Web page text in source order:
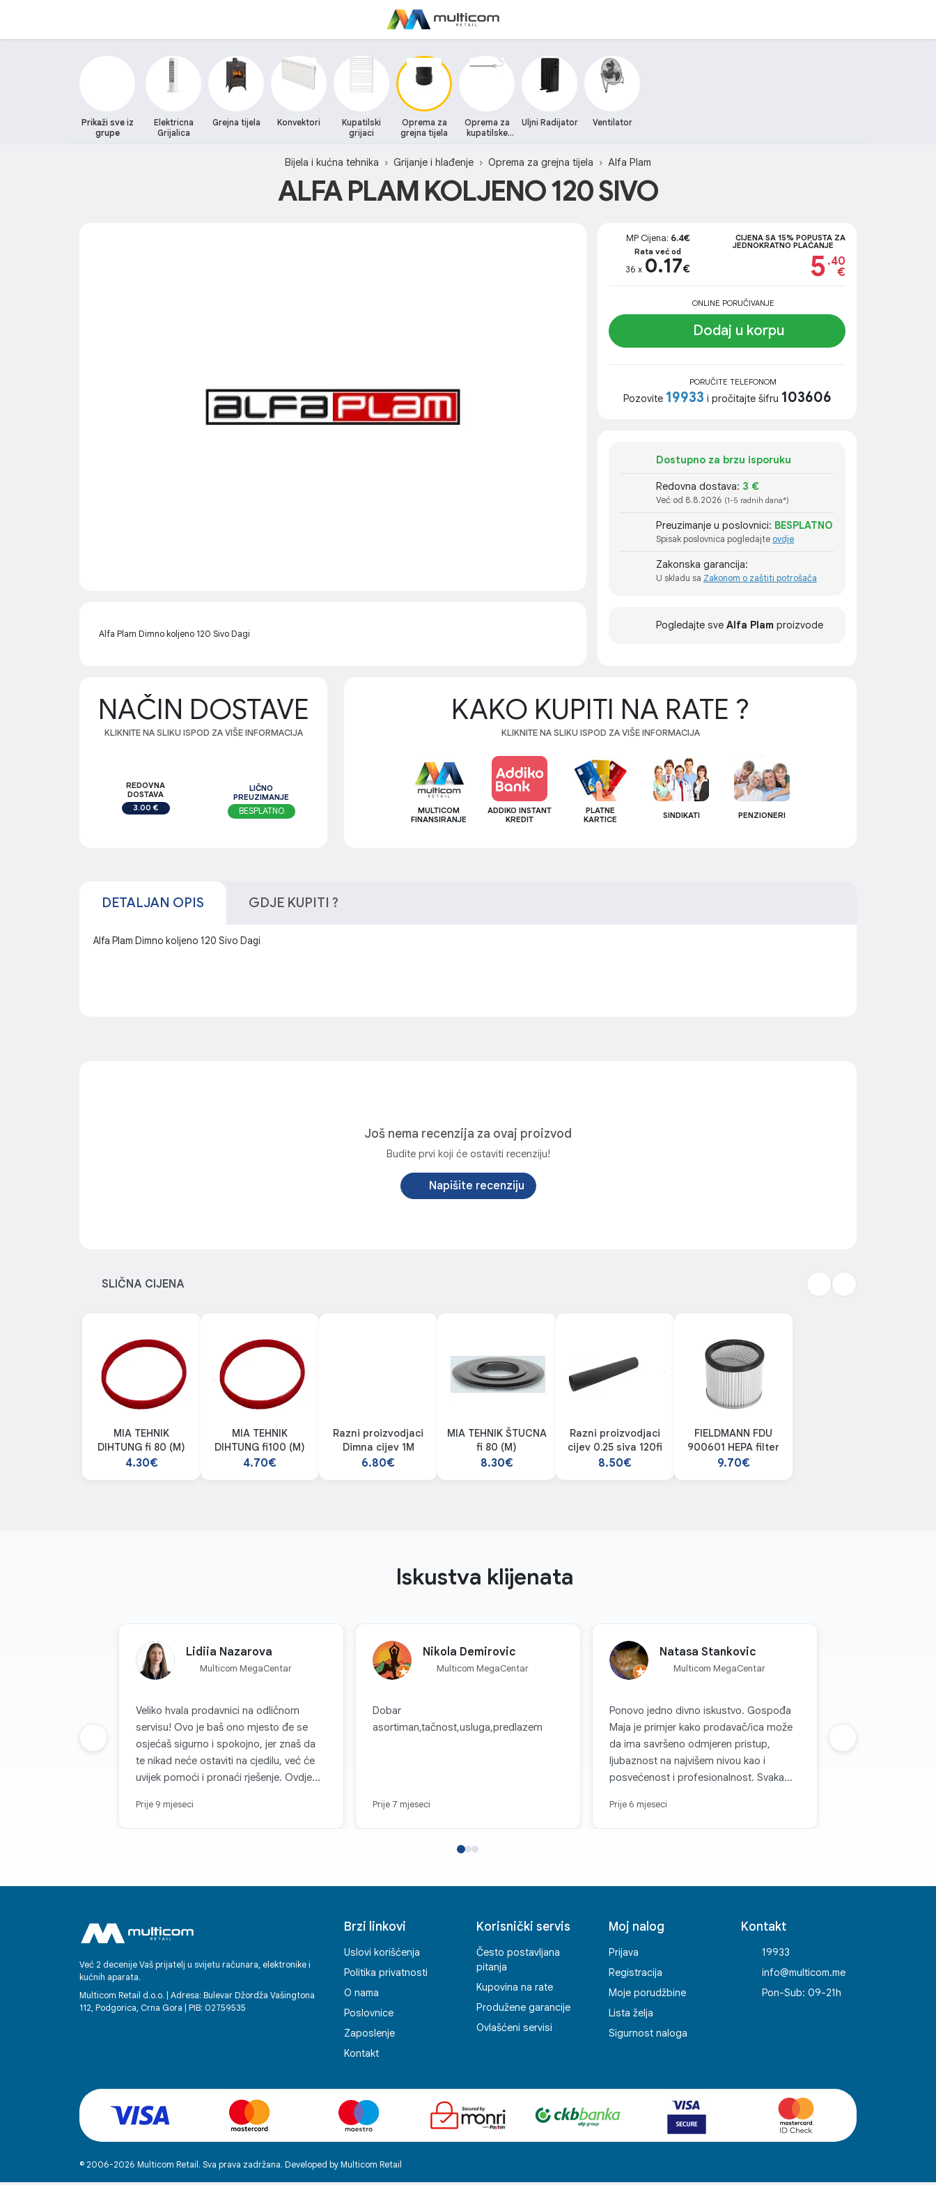
Prikaži sve iz
grupe
Elektricna
Grijalica
Grejna tijela Konvektori
Kupatilski
grijaci
Oprema za
grejna tijela
Oprema za
kupatilske
Uljni Radijator Ventilator
Bijela i kućna tehnika Grijanje i hlađenje Oprema za grejna tijela Alfa Plam
ALFA PLAM KOLJENO 120 SIVO
Alfa Plam Dimno koljeno 120 Sivo Dagi
MP Cijena: 6.4€
Rata već od
36 x 0.17€
CIJENA SA 15% POPUSTA ZA
JEDNOKRATNO PLAĆANJE
5 .40
€
ONLINE PORUČIVANJE
Dodaj u korpu
PORUČITE TELEFONOM
Pozovite 19933 i pročitajte šifru 103606
Dostupno za brzu isporuku
Redovna dostava: 3 €
Već od 8.8.2026 (1-5 radnih dana*)
Preuzimanje u poslovnici: BESPLATNO
Spisak poslovnica pogledajte ovdje
Zakonska garancija:
U skladu sa Zakonom o zaštiti potrošača
Pogledajte sve Alfa Plam proizvode
NAČIN DOSTAVE
KLIKNITE NA SLIKU ISPOD ZA VIŠE INFORMACIJA
REDOVNA
DOSTAVA
3.00 €
LIČNO
PREUZIMANJE
BESPLATNO
KAKO KUPITI NA RATE ?
KLIKNITE NA SLIKU ISPOD ZA VIŠE INFORMACIJA
MULTICOM
FINANSIRANJE
ADDIKO INSTANT
KREDIT
PLATNE
KARTICE
SINDIKATI PENZIONERI
DETALJAN OPIS GDJE KUPITI ?
Alfa Plam Dimno koljeno 120 Sivo Dagi
Još nema recenzija za ovaj proizvod
Budite prvi koji će ostaviti recenziju!
Napišite recenziju
SLIČNA CIJENA
MIA TEHNIK
DIHTUNG fi 80 (M)
4.30€
MIA TEHNIK
DIHTUNG fi100 (M)
4.70€
Razni proizvodjaci
Dimna cijev 1M
6.80€
MIA TEHNIK ŠTUCNA
fi 80 (M)
8.30€
Razni proizvodjaci
cijev 0.25 siva 120fi
8.50€
FIELDMANN FDU
900601 HEPA filter
9.70€
Iskustva klijenata
Lidiia Nazarova
Multicom MegaCentar
Veliko hvala prodavnici na odličnom
servisu! Ovo je baš ono mjesto đe se
osjećaš sigurno i spokojno, jer znaš da
te nikad neće ostaviti na cjedilu, već će
uvijek pomoći i pronaći rješenje. Ovdje
zbog kojih se poželiš vraćati opet i opet.
Prije 9 mjeseci
Nikola Demirovic
Multicom MegaCentar
Dobar
asortiman,tačnost,usluga,predlazem
Prije 7 mjeseci
Natasa Stankovic
Multicom MegaCentar
Ponovo jedno divno iskustvo. Gospođa
Maja je primjer kako prodavač/ica može
da ima savršeno odmjeren pristup,
ljubaznost na najvišem nivou kao i
posvećenost i profesionalnost. Svaka
Prije 6 mjeseci
Prethodna grupa
Već 2 decenije Vaš prijatelj u svijetu računara, elektronike i
kućnih aparata.
Multicom Retail d.o.o. | Adresa: Bulevar Džordža Vašingtona
112, Podgorica, Crna Gora | PIB: 02759535
Brzi linkovi
Uslovi korišćenja
Politika privatnosti
O nama
Poslovnice
Zaposlenje
Kontakt
Korisnički servis
Često postavljana
pitanja
Kupovina na rate
Produžene garancije
Ovlašćeni servisi
Moj nalog
Prijava
Registracija
Moje porudžbine
Lista želja
Sigurnost naloga
Kontakt
19933
info@multicom.me
Pon-Sub: 09-21h
© 2006-2026 Multicom Retail. Sva prava zadržana. Developed by Multicom Retail